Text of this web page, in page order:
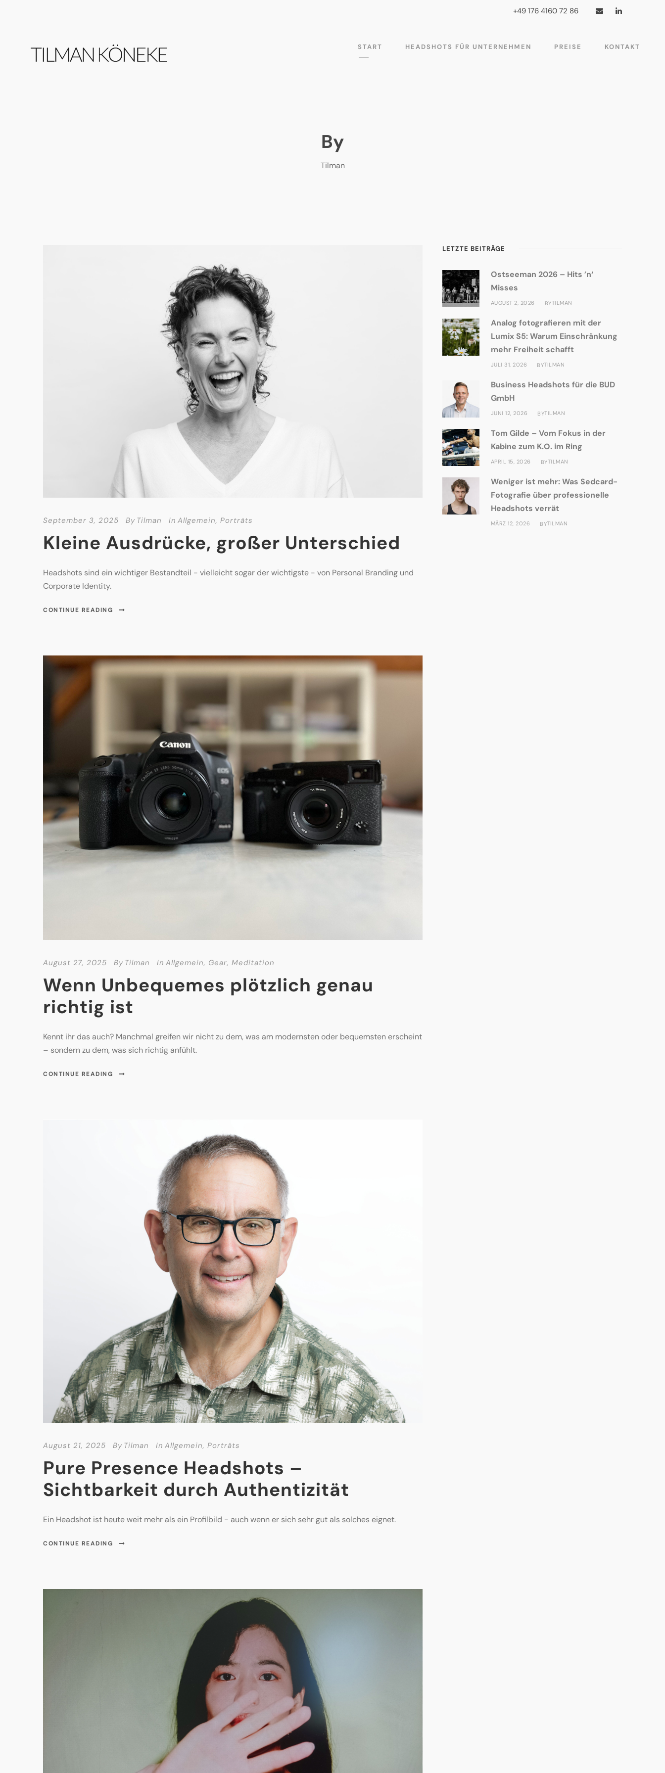
+49 176 4160 72 86
START HEADSHOTS FÜR UNTERNEHMEN PREISE KONTAKT
By
Tilman
September 3, 2025 By Tilman In Allgemein, Porträts
Kleine Ausdrücke, großer Unterschied
Headshots sind ein wichtiger Bestandteil - vielleicht sogar der wichtigste - von Personal Branding und
Corporate Identity.
CONTINUE READING
August 27, 2025 By Tilman In Allgemein, Gear, Meditation
Wenn Unbequemes plötzlich genau
richtig ist
Kennt ihr das auch? Manchmal greifen wir nicht zu dem, was am modernsten oder bequemsten erscheint
– sondern zu dem, was sich richtig anfühlt.
CONTINUE READING
August 21, 2025 By Tilman In Allgemein, Porträts
Pure Presence Headshots –
Sichtbarkeit durch Authentizität
Ein Headshot ist heute weit mehr als ein Profilbild - auch wenn er sich sehr gut als solches eignet.
CONTINUE READING
LETZTE BEITRÄGE
Ostseeman 2026 – Hits ’n‘
Misses
AUGUST 2, 2026 BYTILMAN
Analog fotografieren mit der
Lumix S5: Warum Einschränkung
mehr Freiheit schafft
JULI 31, 2026 BYTILMAN
Business Headshots für die BUD
GmbH
JUNI 12, 2026 BYTILMAN
Tom Gilde – Vom Fokus in der
Kabine zum K.O. im Ring
APRIL 15, 2026 BYTILMAN
Weniger ist mehr: Was Sedcard-
Fotografie über professionelle
Headshots verrät
MÄRZ 12, 2026 BYTILMAN